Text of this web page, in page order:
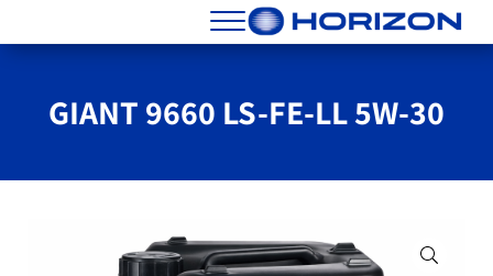
Skip to main content
Skip to header right navigation
Skip to site footer
הורייזן מסננים שמנים וחלפים
Menu
GIANT 9660 LS-FE-LL 5W-30
🔍